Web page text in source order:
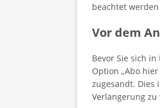
beachtet
Vor dem
Bevor Sie sich
Option „Abo
zugesandt. Dies
Verlängerung